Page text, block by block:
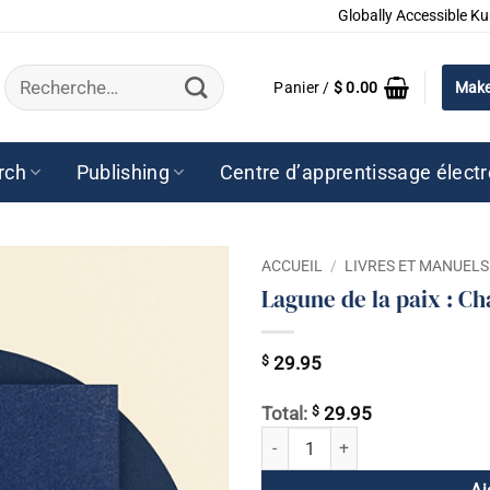
Globally Accessible
Recherche
pour :
Panier / $0.00
Publishing Centre d’apprentissage
ACCUEIL / LIVRES ET MANUELS
Lagune de la paix :
$ 29.95
Total: $ 29.95
quantité de Lagune de la paix :